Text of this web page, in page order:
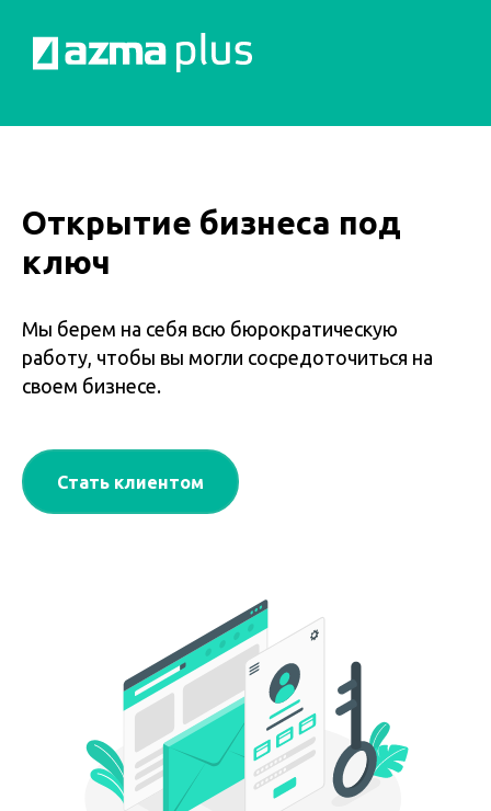
Открытие бизнеса под
ключ
Мы берем на себя всю бюрократическую
работу, чтобы вы могли сосредоточиться на
своем бизнесе.
Стать клиентом